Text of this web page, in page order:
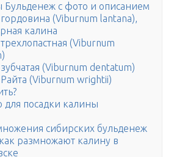
Бульденеж с фото и описанием
(Viburnum lantana),
калина
(Viburnum
(Viburnum dentatum)
(Viburnum wrightii)
для посадки калины
сибирских бульденеж
размножают калину в